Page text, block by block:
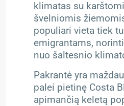
klimatas su
švelniomis
populiari vieta tiek
emigrantams,
nuo šaltesnio
Pakrantė yra
palei pietinę Costa
apimančią keletą